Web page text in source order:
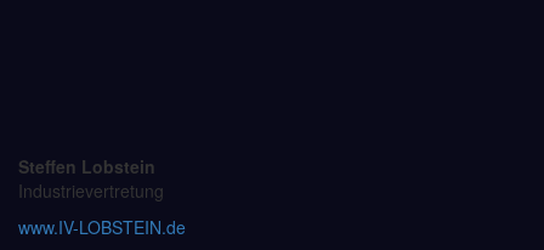
Steffen Lobstein
Industrievertretung
www.IV-LOBSTEIN.de